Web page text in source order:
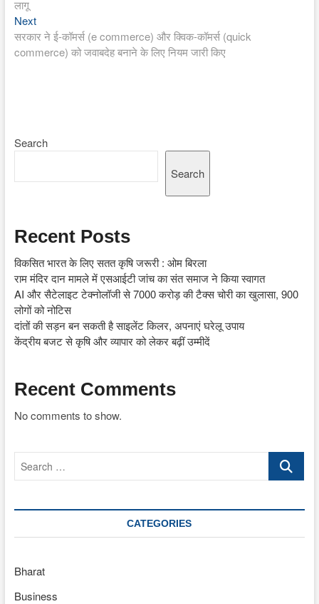
लागू
NextNext
post:
सरकार ने ई-कॉमर्स (e commerce) और क्विक-कॉमर्स (quick
commerce) को जवाबदेह बनाने के लिए नियम जारी किए
Search
Search
Recent Posts
विकसित भारत के लिए सतत कृषि जरूरी : ओम बिरला
राम मंदिर दान मामले में एसआईटी जांच का संत समाज ने किया स्वागत
AI और सैटेलाइट टेक्नोलॉजी से 7000 करोड़ की टैक्स चोरी का खुलासा, 900
लोगों को नोटिस
दांतों की सड़न बन सकती है साइलेंट किलर, अपनाएं घरेलू उपाय
केंद्रीय बजट से कृषि और व्यापार को लेकर बढ़ीं उम्मीदें
Recent Comments
No comments to show.
Search
CATEGORIES
Bharat
Business